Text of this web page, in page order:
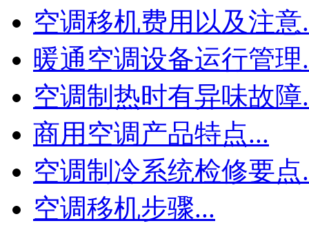
空调移机费用以及注意
暖通空调设备运行管理
空调制热时有异味故障
商用空调产品特点...
空调制冷系统检修要点
空调移机步骤...